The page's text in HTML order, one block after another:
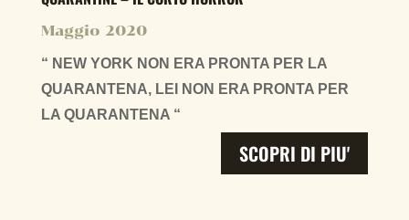
Maggio 2020
“ NEW YORK NON ERA PRONTA PER LA
QUARANTENA, LEI NON ERA PRONTA PER
LA QUARANTENA “
SCOPRI DI PIU'